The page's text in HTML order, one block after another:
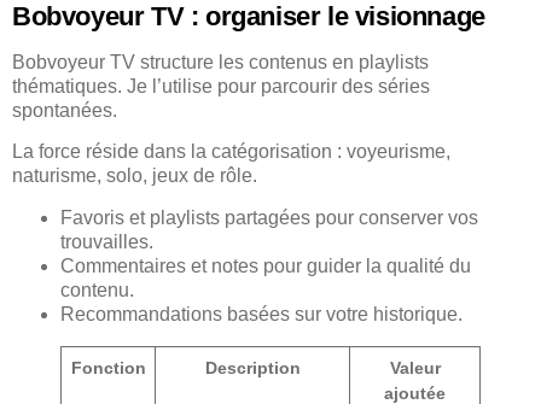
Bobvoyeur TV : organiser le visionnage
Bobvoyeur TV structure les contenus en playlists
thématiques. Je l’utilise pour parcourir des séries
spontanées.
La force réside dans la catégorisation : voyeurisme,
naturisme, solo, jeux de rôle.
Favoris et playlists partagées pour conserver vos
trouvailles.
Commentaires et notes pour guider la qualité du
contenu.
Recommandations basées sur votre historique.
Fonction Description
Valeur
ajoutée